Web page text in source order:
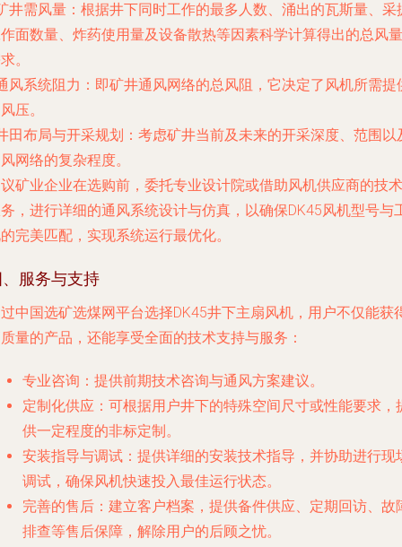
井需风量 ：根据井下同时工作的最多人数、涌出的瓦斯量、采
面数量、炸药使用量及设备散热等因素科学计算得出的总风量
。
风系统阻力 ：即矿井通风网络的总风阻，它决定了风机所需提
压。
田布局与开采规划 ：考虑矿井当前及未来的开采深度、范围以
网络的复杂程度。
矿业企业在选购前，委托专业设计院或借助风机供应商的技术
，进行详细的通风系统设计与仿真，以确保DK45风机型号与
完美匹配，实现系统运行最优化。
服务与支持
中国选矿选煤网平台选择DK45井下主扇风机，用户不仅能获
量的产品，还能享受全面的技术支持与服务：
专业咨询 ：提供前期技术咨询与通风方案建议。
定制化供应 ：可根据用户井下的特殊空间尺寸或性能要求，
供一定程度的非标定制。
安装指导与调试 ：提供详细的安装技术指导，并协助进行现
调试，确保风机快速投入最佳运行状态。
完善的售后 ：建立客户档案，提供备件供应、定期回访、故
排查等售后保障，解除用户的后顾之忧。